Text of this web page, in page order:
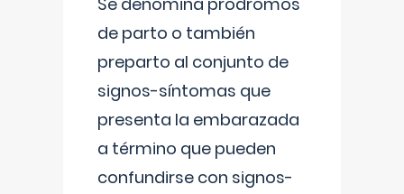
de parto o también
preparto al conjunto de
signos-síntomas que
presenta la embarazada
a término que pueden
confundirse con signos-